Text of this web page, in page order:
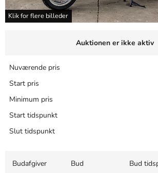
Klik for flere billeder
Auktionen er ikke aktiv
Nuværende pris
Start pris
Minimum pris
Start tidspunkt
Slut tidspunkt
Budafgiver Bud Bud